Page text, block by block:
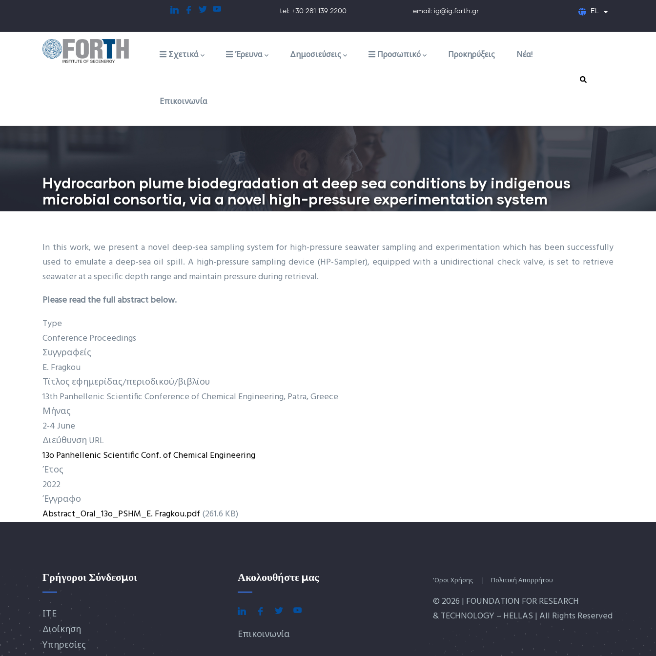
το
tel: +30 281 139 2200 email: ig@ig.forth.gr EL Λίστα πρόσθετων
navigation
Σχετικά Έρευνα Δημοσιεύσεις Προσωπικό Προκηρύξεις Νέα!
Επικοινωνία
Hydrocarbon plume biodegradation at deep sea conditions by indigenous
microbial consortia, via a novel high-pressure experimentation system
In this work, we present a novel deep-sea sampling system for high-pressure seawater sampling and experimentation which has been successfully
used to emulate a deep-sea oil spill. A high-pressure sampling device (HP-Sampler), equipped with a unidirectional check valve, is set to retrieve
seawater at a specific depth range and maintain pressure during retrieval.
Please read the full abstract below.
Type
Conference Proceedings
Συγγραφείς
E. Fragkou
Τίτλος εφημερίδας/περιοδικού/βιβλίου
13th Panhellenic Scientific Conference of Chemical Engineering, Patra, Greece
Μήνας
2-4 June
Διεύθυνση URL
13o Panhellenic Scientific Conf. of Chemical Engineering
Έτος
2022
Έγγραφο
Abstract_Oral_13o_PSHM_E. Fragkou.pdf (261.6 KB)
Γρήγοροι Σύνδεσμοι
ΙΤΕ
Διοίκηση
Υπηρεσίες
Ακολουθήστε μας
Επικοινωνία
'Οροι Χρήσης | Πολιτική Απορρήτου
© 2026 | FOUNDATION FOR RESEARCH
& TECHNOLOGY – HELLAS | All Rights Reserved